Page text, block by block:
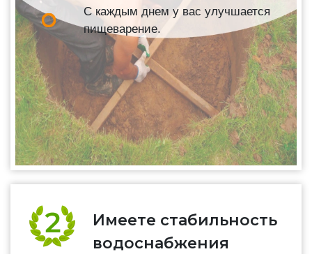
С каждым днем у вас улучшается
пищеварение.
Имеете стабильность
водоснабжения